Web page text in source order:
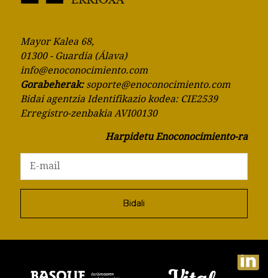
Mayor Kalea 68,
01300 - Guardia (Álava)
info@enoconocimiento.com
Gorabeherak: soporte@enoconocimiento.com
Bidai agentzia Identifikazio kodea: CIE2539
Erregistro-zenbakia AVI00130
Harpidetu Enoconocimiento-ra